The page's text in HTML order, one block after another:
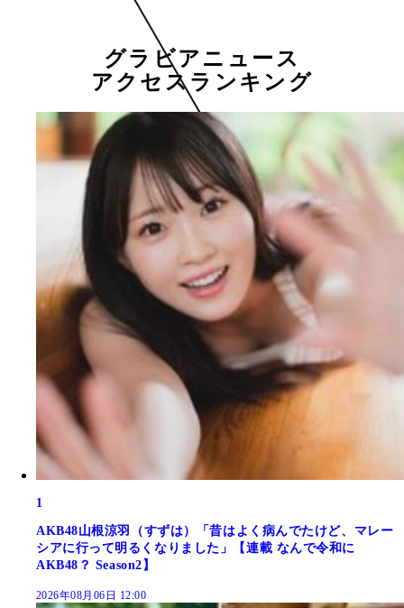
グラビアニュース
アクセスランキング
1
AKB48山根涼羽（すずは）「昔はよく病んでたけど、マレー
シアに行って明るくなりました」【連載 なんで令和に
AKB48？ Season2】
2026年08月06日 12:00